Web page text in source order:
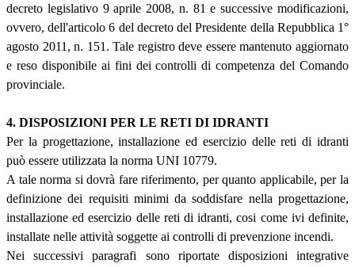
decreto legislativo 9 aprile 2008, n. 81 e successive modificazioni,
ovvero, dell'articolo 6 del decreto del Presidente della Repubblica 1°
agosto 2011, n. 151. Tale registro deve essere mantenuto aggiornato
e reso disponibile ai fini dei controlli di competenza del Comando
provinciale.
4. DISPOSIZIONI PER LE RETI DI IDRANTI
Per la progettazione, installazione ed esercizio delle reti di idranti
può essere utilizzata la norma UNI 10779.
A tale norma si dovrà fare riferimento, per quanto applicabile, per la
definizione dei requisiti minimi da soddisfare nella progettazione,
installazione ed esercizio delle reti di idranti, cosi come ivi definite,
installate nelle attività soggette ai controlli di prevenzione incendi.
Nei successivi paragrafi sono riportate disposizioni integrative